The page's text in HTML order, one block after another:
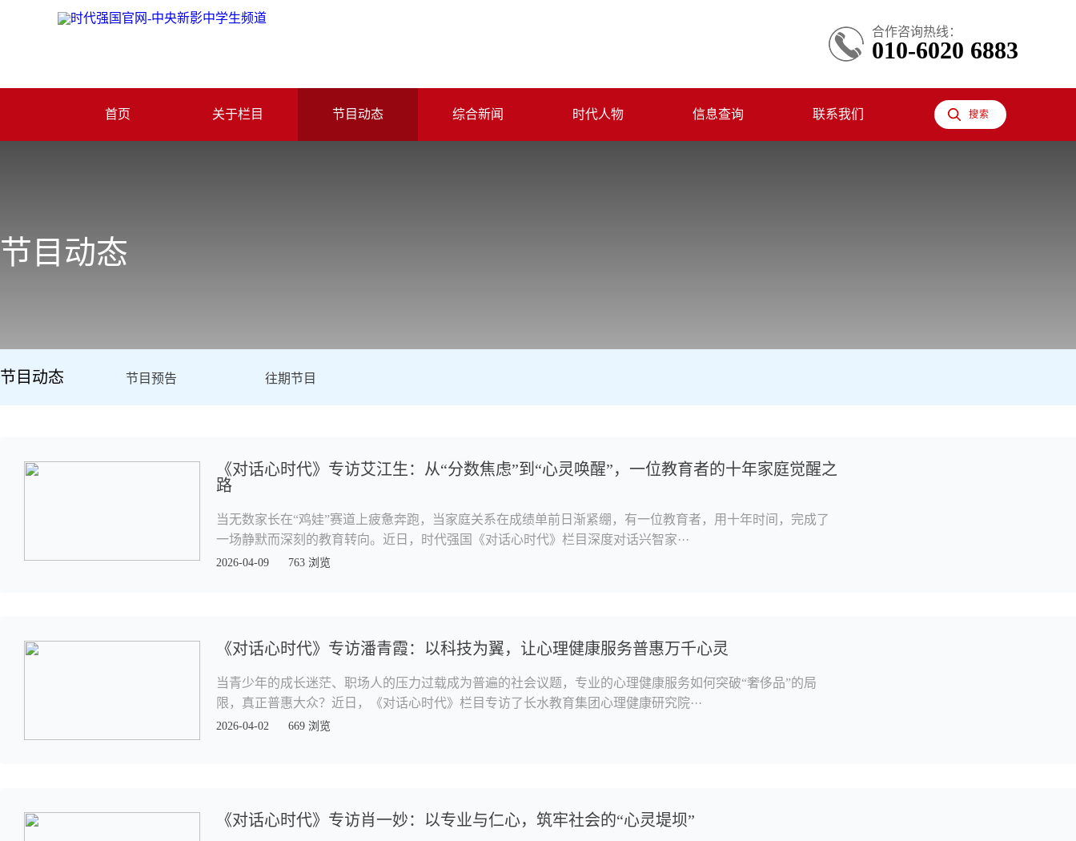
合作咨询热线：
010-6020 6883
首页 关于栏目 节目动态 综合新闻 时代人物 信息查询 联系我们
节目动态
节目动态 节目预告 往期节目
《对话心时代》专访艾江生：从“分数焦虑”到“心灵唤醒”，一位教育者的十年家庭觉醒之
路
当无数家长在“鸡娃”赛道上疲惫奔跑，当家庭关系在成绩单前日渐紧绷，有一位教育者，用十年时间，完成了
一场静默而深刻的教育转向。近日，时代强国《对话心时代》栏目深度对话兴智家···
2026-04-09 763 浏览
《对话心时代》专访潘青霞：以科技为翼，让心理健康服务普惠万千心灵
当青少年的成长迷茫、职场人的压力过载成为普遍的社会议题，专业的心理健康服务如何突破“奢侈品”的局
限，真正普惠大众？近日，《对话心时代》栏目专访了长水教育集团心理健康研究院···
2026-04-02 669 浏览
《对话心时代》专访肖一妙：以专业与仁心，筑牢社会的“心灵堤坝”